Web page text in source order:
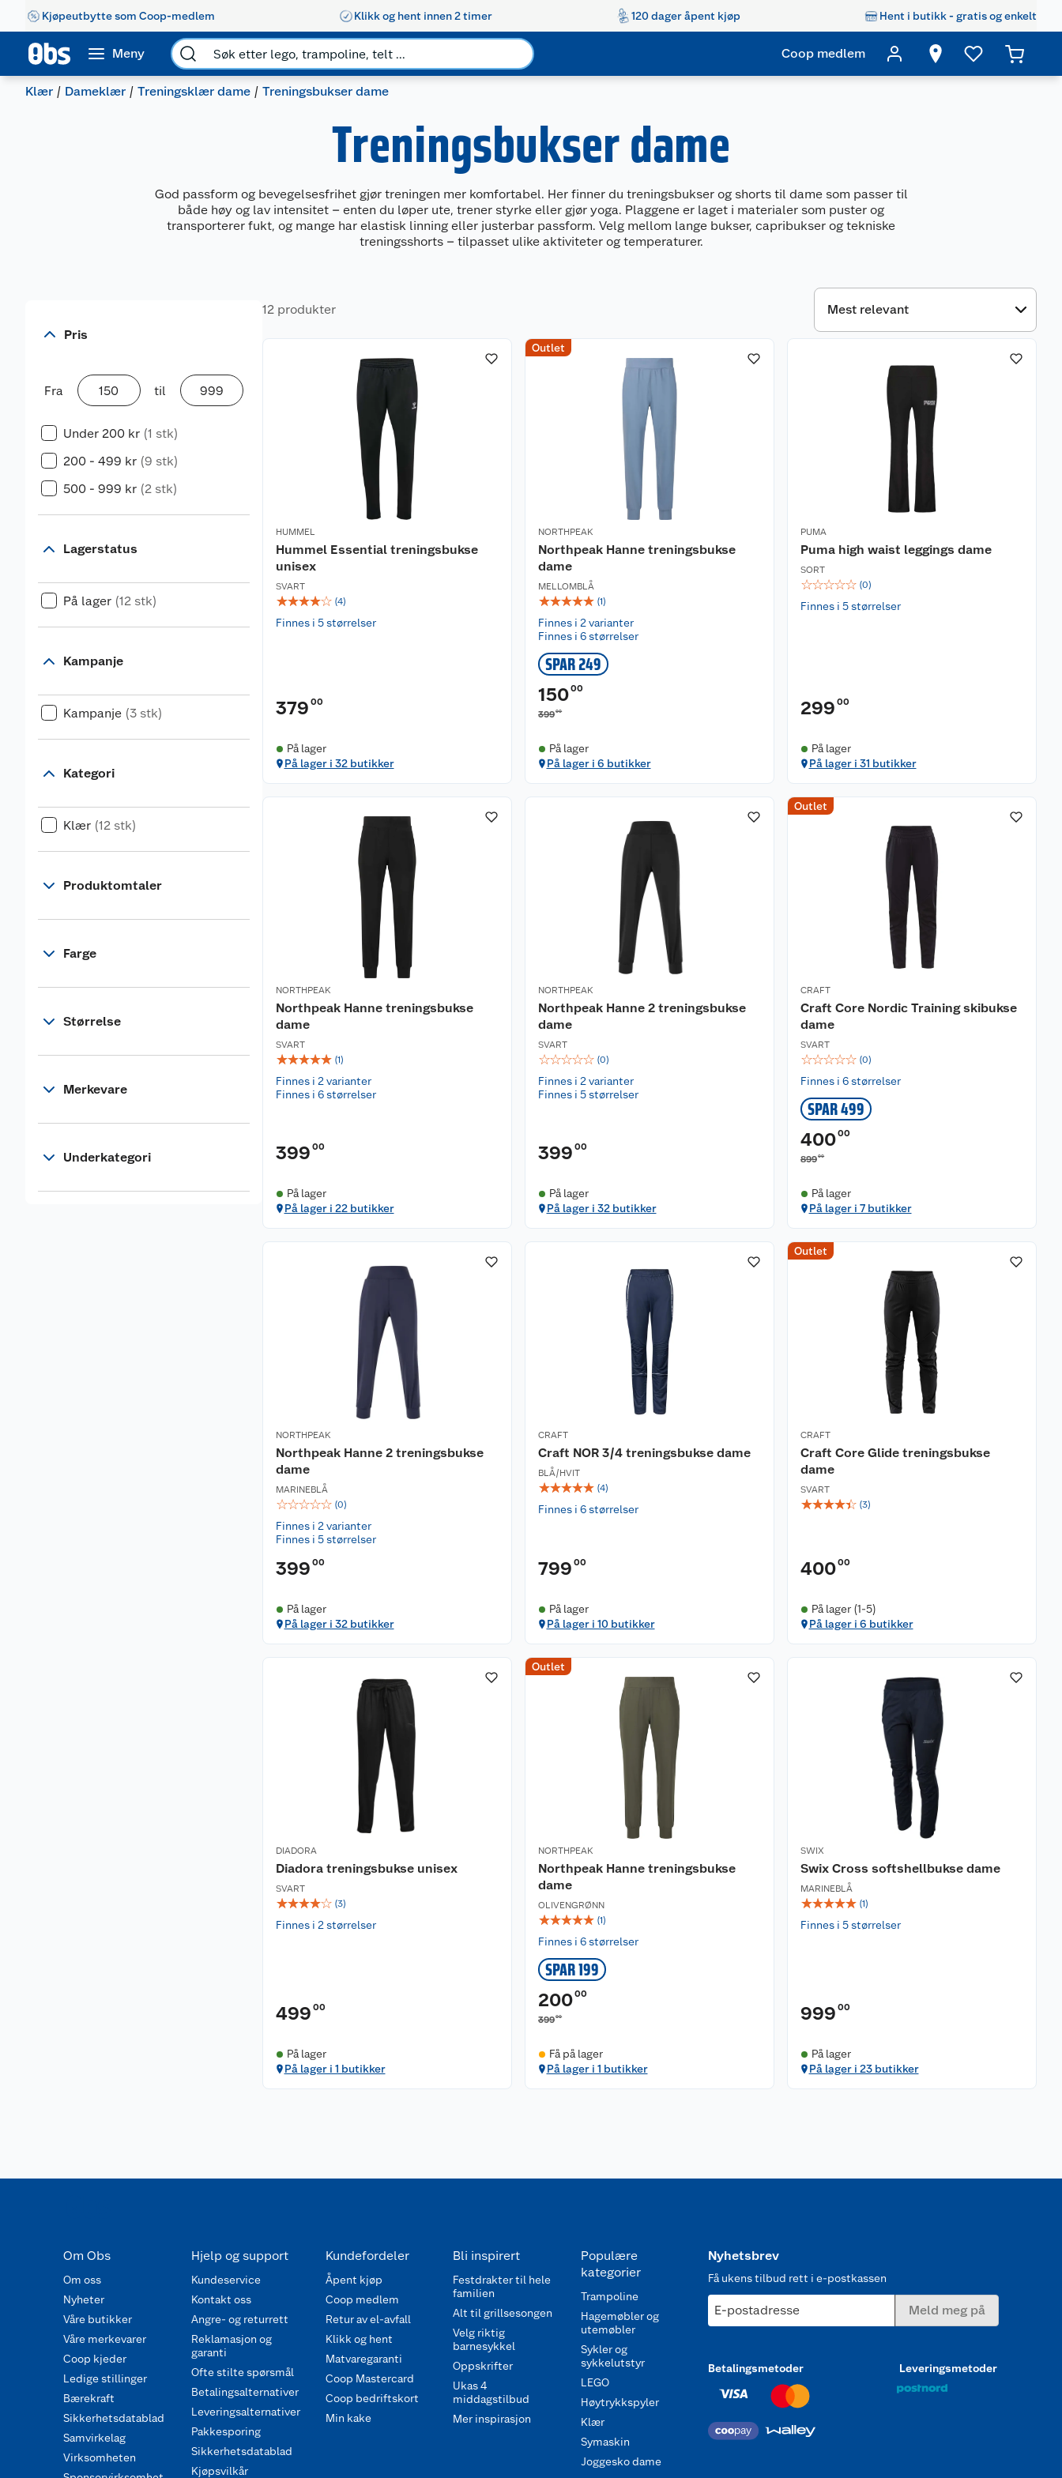
Kjøpeutbytte som Coop-medlem Klikk og hent innen 2 timer 120 dager åpent kjøp Hent i butikk - gratis og enkelt
Meny Coop medlem
Klær Dameklær Treningsklær dame Treningsbukser dame
Treningsbukser dame
God passform og bevegelsesfrihet gjør treningen mer komfortabel. Her finner du treningsbukser og shorts til dame som passer til
både høy og lav intensitet – enten du løper ute, trener styrke eller gjør yoga. Plaggene er laget i materialer som puster og
transporterer fukt, og mange har elastisk linning eller justerbar passform. Velg mellom lange bukser, capribukser og tekniske
treningsshorts – tilpasset ulike aktiviteter og temperaturer.
Pris
Fra til
Under 200 kr (1 stk)
200 - 499 kr (9 stk)
500 - 999 kr (2 stk)
Lagerstatus
På lager (12 stk)
Kampanje
Kampanje (3 stk)
Kategori
Klær (12 stk)
Produktomtaler
Farge
Størrelse
Merkevare
Underkategori
12 produkter
HUMMEL
Hummel Essential treningsbukse
unisex
SVART
☆☆☆☆☆ (4)
Finnes i 5 størrelser
379 00
På lager
På lager i 32 butikker
Outlet
NORTHPEAK
Northpeak Hanne treningsbukse
dame
MELLOMBLÅ
☆☆☆☆☆ (1)
Finnes i 2 varianter
Finnes i 6 størrelser
SPAR 249
15000
39900
På lager
På lager i 6 butikker
PUMA
Puma high waist leggings dame
SORT
☆☆☆☆☆ (0)
Finnes i 5 størrelser
299 00
På lager
På lager i 31 butikker
NORTHPEAK
Northpeak Hanne treningsbukse
dame
SVART
☆☆☆☆☆ (1)
Finnes i 2 varianter
Finnes i 6 størrelser
399 00
På lager
På lager i 22 butikker
NORTHPEAK
Northpeak Hanne 2 treningsbukse
dame
SVART
☆☆☆☆☆ (0)
Finnes i 2 varianter
Finnes i 5 størrelser
399 00
På lager
På lager i 32 butikker
Outlet
CRAFT
Craft Core Nordic Training skibukse
dame
SVART
☆☆☆☆☆ (0)
Finnes i 6 størrelser
SPAR 499
40000
89900
På lager
På lager i 7 butikker
NORTHPEAK
Northpeak Hanne 2 treningsbukse
dame
MARINEBLÅ
☆☆☆☆☆ (0)
Finnes i 2 varianter
Finnes i 5 størrelser
399 00
På lager
På lager i 32 butikker
CRAFT
Craft NOR 3/4 treningsbukse dame
BLÅ/HVIT
☆☆☆☆☆ (4)
Finnes i 6 størrelser
799 00
På lager
På lager i 10 butikker
Outlet
CRAFT
Craft Core Glide treningsbukse
dame
SVART
☆☆☆☆☆ (3)
40000
På lager (1-5)
På lager i 6 butikker
DIADORA
Diadora treningsbukse unisex
SVART
☆☆☆☆☆ (3)
Finnes i 2 størrelser
499 00
På lager
På lager i 1 butikker
Outlet
NORTHPEAK
Northpeak Hanne treningsbukse
dame
OLIVENGRØNN
☆☆☆☆☆ (1)
Finnes i 6 størrelser
SPAR 199
20000
39900
Få på lager
På lager i 1 butikker
SWIX
Swix Cross softshellbukse dame
MARINEBLÅ
☆☆☆☆☆ (1)
Finnes i 5 størrelser
999 00
På lager
På lager i 23 butikker
Om Obs
Om oss
Nyheter
Våre butikker
Våre merkevarer
Coop kjeder
Ledige stillinger
Bærekraft
Sikkerhetsdatablad
Samvirkelag
Virksomheten
Hjelp og support
Kundeservice
Kontakt oss
Angre- og returrett
Reklamasjon og
garanti
Ofte stilte spørsmål
Betalingsalternativer
Leveringsalternativer
Pakkesporing
Sikkerhetsdatablad
Kjøpsvilkår
Kundefordeler
Åpent kjøp
Coop medlem
Retur av el-avfall
Klikk og hent
Matvaregaranti
Coop Mastercard
Coop bedriftskort
Min kake
Bli inspirert
Festdrakter til hele
familien
Alt til grillsesongen
Velg riktig
barnesykkel
Oppskrifter
Ukas 4
middagstilbud
Mer inspirasjon
Populære
kategorier
Trampoline
Hagemøbler og
utemøbler
Sykler og
sykkelutstyr
LEGO
Høytrykkspyler
Klær
Symaskin
Joggesko dame
Nyhetsbrev
Få ukens tilbud rett i e-postkassen
E-postadresse Meld meg på
Betalingsmetoder Leveringsmetoder